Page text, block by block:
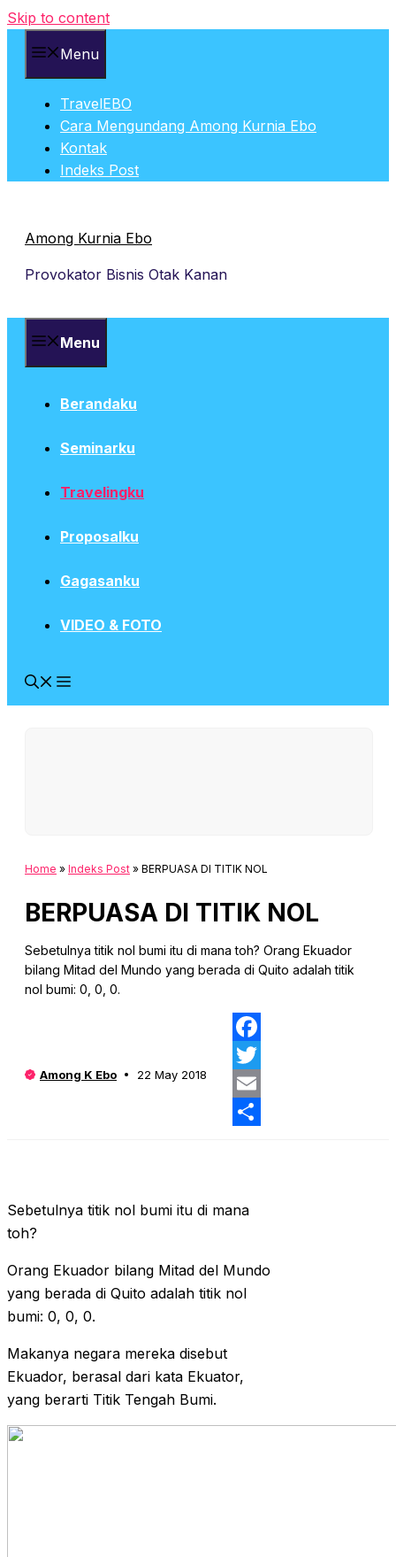
Skip to content
Menu
TravelEBO
Cara Mengundang Among Kurnia Ebo
Kontak
Indeks Post
Among Kurnia Ebo
Provokator Bisnis Otak Kanan
Menu
Berandaku
Seminarku
Travelingku
Proposalku
Gagasanku
VIDEO & FOTO
Home » Indeks Post » BERPUASA DI TITIK NOL
BERPUASA DI TITIK NOL
Sebetulnya titik nol bumi itu di mana toh? Orang Ekuador
bilang Mitad del Mundo yang berada di Quito adalah titik
nol bumi: 0, 0, 0.
Among K Ebo 22 May 2018
Sebetulnya titik nol bumi itu di mana
toh?
Orang Ekuador bilang Mitad del Mundo
yang berada di Quito adalah titik nol
bumi: 0, 0, 0.
Makanya negara mereka disebut
Ekuador, berasal dari kata Ekuator,
yang berarti Titik Tengah Bumi.